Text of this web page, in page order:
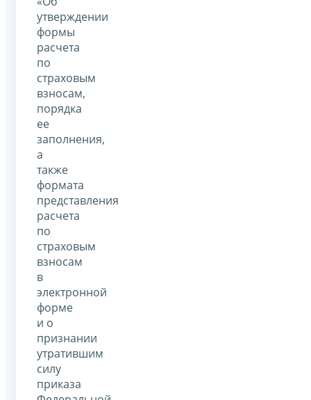
утверждении
формы
расчета
по
страховым
взносам,
порядка
ее
заполнения,
а
также
формата
представления
расчета
по
страховым
взносам
в
электронной
форме
и о
признании
утратившим
силу
приказа